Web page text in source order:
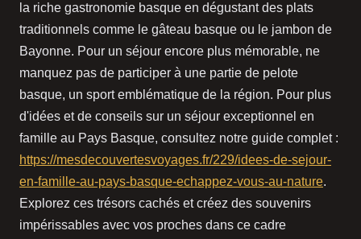
la riche gastronomie basque en dégustant des plats
traditionnels comme le gâteau basque ou le jambon de
Bayonne. Pour un séjour encore plus mémorable, ne
manquez pas de participer à une partie de pelote
basque, un sport emblématique de la région. Pour plus
d'idées et de conseils sur un séjour exceptionnel en
famille au Pays Basque, consultez notre guide complet :
https://mesdecouvertesvoyages.fr/229/idees-de-sejour-
en-famille-au-pays-basque-echappez-vous-au-nature.
Explorez ces trésors cachés et créez des souvenirs
impérissables avec vos proches dans ce cadre